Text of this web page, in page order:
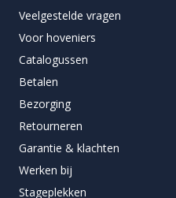
Veelgestelde vragen
Voor hoveniers
Catalogussen
Betalen
Bezorging
Retourneren
Garantie & klachten
Werken bij
Stageplekken